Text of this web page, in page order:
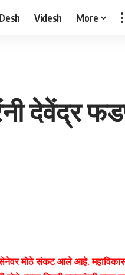
Desh Videsh More
देवेंद्र
मोठे संकट आले आहे.